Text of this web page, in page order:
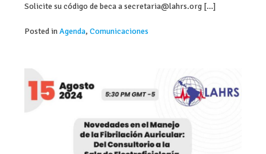
Solicite su código de beca a secretaria@lahrs.org […]
Posted inAgenda,Comunicaciones